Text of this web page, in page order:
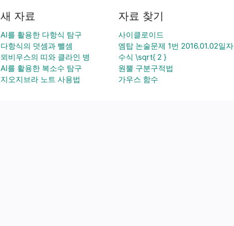
새 자료
AI를 활용한 다항식 탐구
다항식의 덧셈과 뺄셈
뫼비우스의 띠와 클라인 병
AI를 활용한 복소수 탐구
지오지브라 노트 사용법
자료 찾기
사이클로이드
엠탑 논술문제 1번 2016.01.02일자
수식 \sqrt{ 2 }
원뿔 구분구적법
가우스 함수